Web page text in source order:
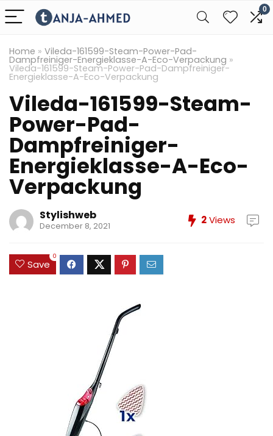
0
Home » Vileda-161599-Steam-Power-Pad-
Dampfreiniger-Energieklasse-A-Eco-Verpackung »
Vileda-161599-Steam-Power-Pad-Dampfreiniger-
Energieklasse-A-Eco-Verpackung
Vileda-161599-Steam-
Power-Pad-
Dampfreiniger-
Energieklasse-A-Eco-
Verpackung
Stylishweb
December 8, 2021 2Views
Save
0